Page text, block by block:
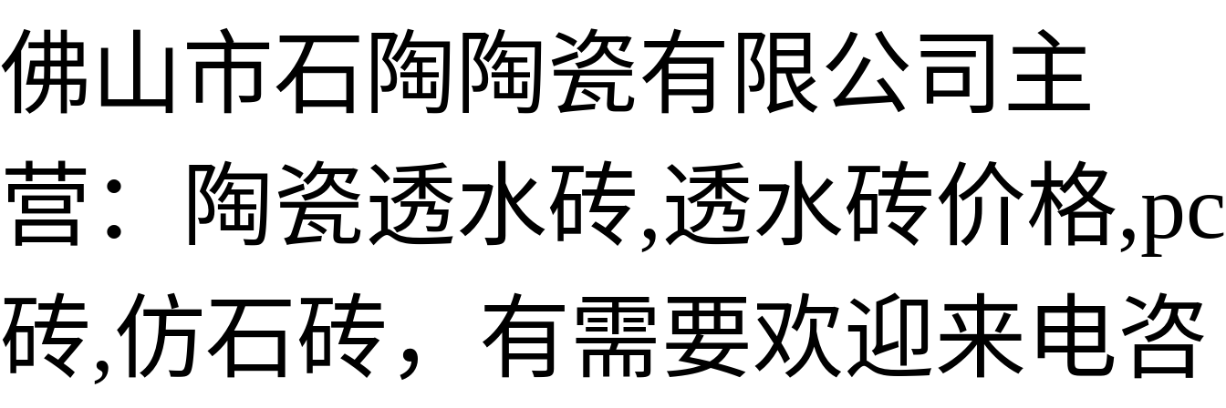
佛山市石陶陶瓷有限公司主
营：陶瓷透水砖,透水砖价格,pc
砖,仿石砖，有需要欢迎来电咨